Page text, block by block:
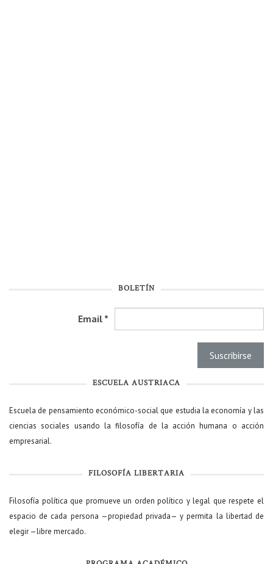
BOLETÍN
Email *
ESCUELA AUSTRIACA
Escuela de pensamiento económico-social que estudia la economía y las
ciencias sociales usando la filosofía de la acción humana o acción
empresarial.
FILOSOFÍA LIBERTARIA
Filosofía política que promueve un orden político y legal que respete el
espacio de cada persona —propiedad privada— y permita la libertad de
elegir —libre mercado.